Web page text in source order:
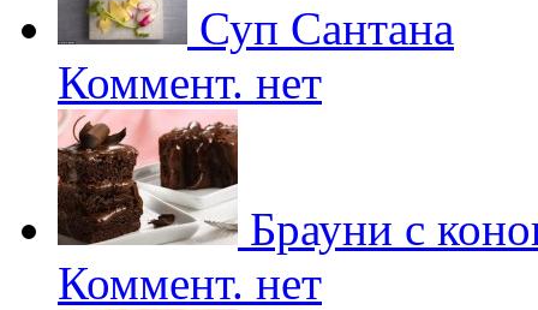
Суп Сантана
Коммент. нет
Брауни с
Коммент. нет